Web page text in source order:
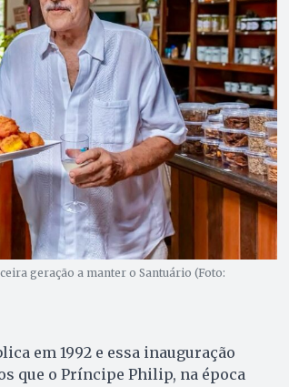
geração a manter o Santuário (Foto:
em 1992 e essa inauguração
que o Príncipe Philip, na época